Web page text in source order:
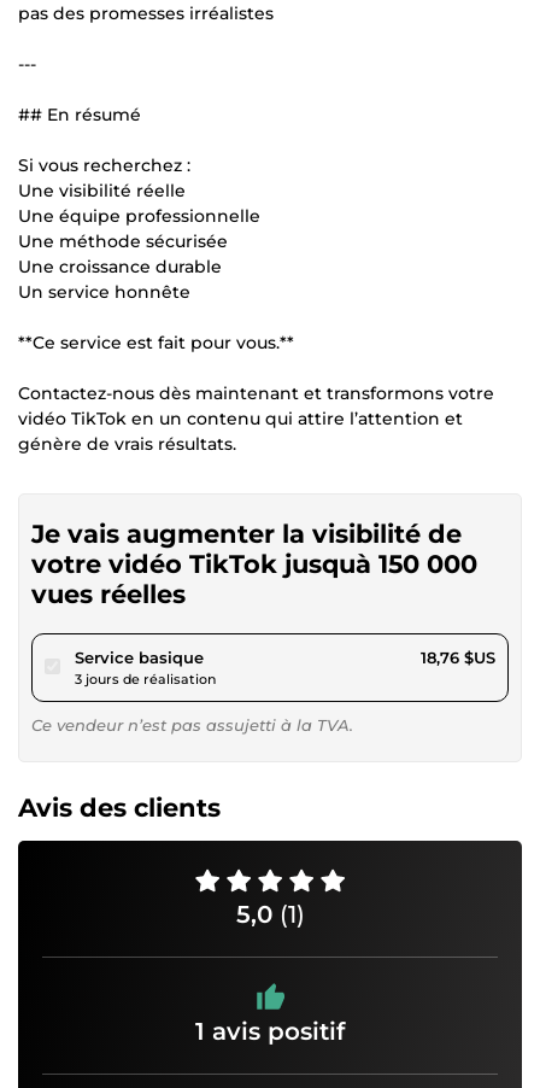
pas des promesses irréalistes
---
## En résumé
Si vous recherchez :
Une visibilité réelle
Une équipe professionnelle
Une méthode sécurisée
Une croissance durable
Un service honnête
**Ce service est fait pour vous.**
Contactez-nous dès maintenant et transformons votre
vidéo TikTok en un contenu qui attire l’attention et
génère de vrais résultats.
Je vais augmenter la visibilité de
votre vidéo TikTok jusquà 150 000
vues réelles
Service basiquepour 17,29 $US
3 jours de réalisation
18,76 $US
Ce vendeur n’est pas assujetti à la TVA.
Avis des clients
5,0 (1)
1 avis positif